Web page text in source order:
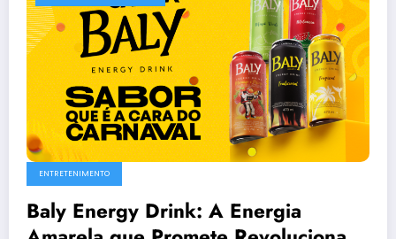
ENTRETENIMENTO
Baly Energy Drink: A Energia